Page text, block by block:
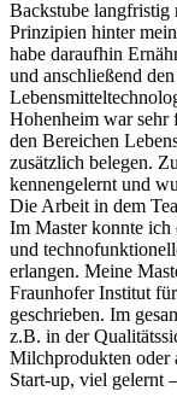
Backstube langfristig
Prinzipien hinter
habe daraufhin
und anschließend
Hohenheim war sehr
den Bereichen
zusätzlich belegen.
kennengelernt und
Die Arbeit in dem
Im Master konnte ich
und
erlangen. Meine
Fraunhofer Institut
geschrieben. Im
z.B. in der
Milchprodukten oder
Start-up, viel gelernt